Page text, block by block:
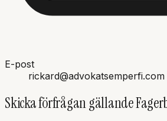
E-post
rickard@advokatsemperfi.com
Skicka förfrågan gällande